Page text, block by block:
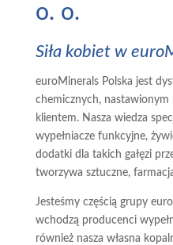
o. o.
Siła kobiet w
euroMinerals Polska jest
chemicznych, nastawionym
klientem. Nasza wiedza
wypełniacze funkcyjne,
dodatki dla takich gałęzi
tworzywa sztuczne,
Jesteśmy częścią grupy
wchodzą producenci
również nasza własna